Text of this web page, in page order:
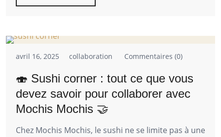
avril 16, 2025 collaboration Commentaires (0)
🍣 Sushi corner : tout ce que vous
devez savoir pour collaborer avec
Mochis Mochis 🤝
Chez Mochis Mochis, le sushi ne se limite pas à une